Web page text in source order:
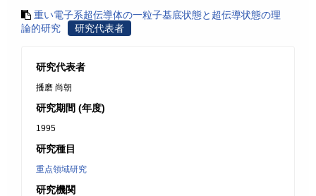
重い電子系超伝導体の一粒子基底状態と超伝導状態の理
論的研究
研究代表者
研究代表者
播磨 尚朝
研究期間 (年度)
1995
研究種目
重点領域研究
研究機関